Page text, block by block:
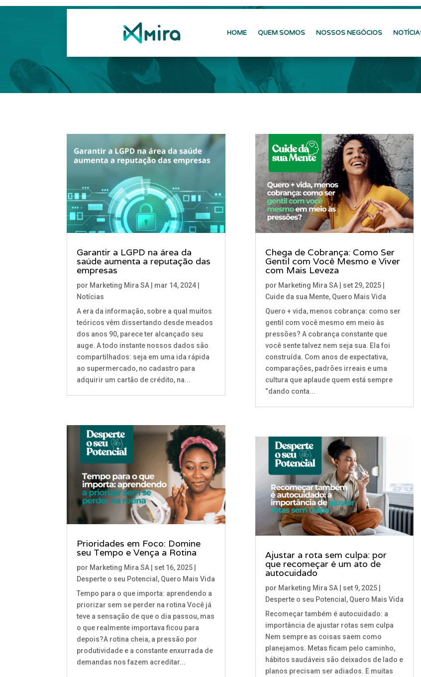
HOME QUEM SOMOS NOSSOS NEGÓCIOS
Garantir a LGPD na área da
saúde aumenta a reputação das
empresas
por Marketing Mira SA mar 14, 2024
Notícias
A era da informação, sobre a qual muitos
teóricos vêm dissertando desde meados
dos anos 90, parece ter alcançado seu
auge. A todo instante nossos dados são
compartilhados: seja em uma ida rápida
ao supermercado, no cadastro para
adquirir um cartão de crédito, na...
Prioridades em Foco: Domine
seu Tempo e Vença a Rotina
por Marketing Mira SA set 16, 2025
Desperte o seu Potencial , Quero Mais Vida
Tempo para o que importa: aprendendo a
priorizar sem se perder na rotina Você já
teve a sensação de que o dia passou, mas
o que realmente importava ficou para
depois?A rotina cheia, a pressão por
produtividade e a constante enxurrada de
demandas nos fazem acreditar...
Chega de Cobrança: Como Ser
Gentil com Você Mesmo e Viver
com Mais Leveza
por Marketing Mira SA| set 29, 2025|
Cuide da sua Mente, Quero Mais Vida
Quero + vida, menos cobrança: como ser
gentil com você mesmo em meio às
pressões? A cobrança constante que
você sente talvez nem seja sua. Ela foi
construída. Com anos de expectativa,
comparações, padrões irreais e uma
cultura que aplaude quem está sempre
“dando conta...
Ajustar a rota sem culpa: por
que recomeçar é um ato de
autocuidado
por Marketing Mira SA| set 9, 2025|
Desperte o seu Potencial , Quero Mais Vida
Recomeçar também é autocuidado: a
importância de ajustar rotas sem culpa
Nem sempre as coisas saem como
planejamos. Metas ficam pelo caminho,
hábitos saudáveis são deixados de lado e
planos precisam ser adiados. E muitas